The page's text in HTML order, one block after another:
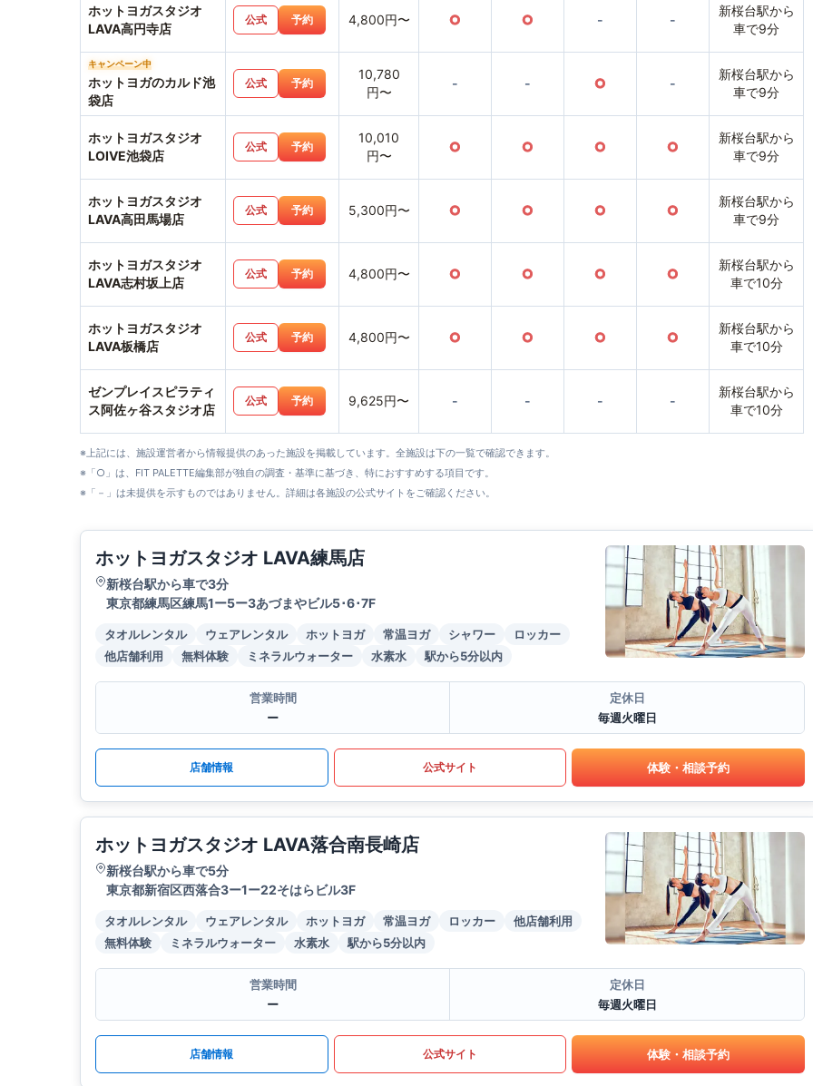
ホットヨガスタジオ
LAVA高円寺店
公式 予約 4,800円〜 ○ ○ - -
新桜台駅から
車で9分
キャンペーン中
ホットヨガのカルド池
袋店
公式 予約
10,780
円〜
- - ○ -
新桜台駅から
車で9分
ホットヨガスタジオ
LOIVE池袋店
公式 予約
10,010
円〜
○ ○ ○ ○
新桜台駅から
車で9分
ホットヨガスタジオ
LAVA高田馬場店
公式 予約 5,300円〜 ○ ○ ○ ○
新桜台駅から
車で9分
ホットヨガスタジオ
LAVA志村坂上店
公式 予約 4,800円〜 ○ ○ ○ ○
新桜台駅から
車で10分
ホットヨガスタジオ
LAVA板橋店
公式 予約 4,800円〜 ○ ○ ○ ○
新桜台駅から
車で10分
ゼンプレイスピラティ
ス阿佐ヶ谷スタジオ店
公式 予約 9,625円〜 - - - -
新桜台駅から
車で10分
※上記には、施設運営者から情報提供のあった施設を掲載しています。全施設は下の一覧で確認できます。
※「○」は、FIT PALETTE編集部が独自の調査・基準に基づき、特におすすめする項目です。
※「－」は未提供を示すものではありません。詳細は各施設の公式サイトをご確認ください。
ホットヨガスタジオ LAVA練馬店
新桜台駅から車で3分
東京都練馬区練馬1ー5ー3あづまやビル5･6･7F
タオルレンタル ウェアレンタル ホットヨガ 常温ヨガ シャワー
ロッカー
他店舗利用
無料体験 ミネラルウォーター 水素水 駅から5分以内
営業時間
ー
定休日
毎週火曜日
店舗情報 公式サイト 体験・相談予約
ホットヨガスタジオ LAVA落合南長崎店
新桜台駅から車で5分
東京都新宿区西落合3ー1ー22そはらビル3F
タオルレンタル ウェアレンタル ホットヨガ 常温ヨガ ロッカー
他店舗利用
無料体験
ミネラルウォーター 水素水 駅から5分以内
営業時間
ー
定休日
毎週火曜日
店舗情報 公式サイト 体験・相談予約